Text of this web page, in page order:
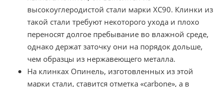
высокоуглеродистой стали марки XC90. Клинки из
такой стали требуют некоторого ухода и плохо
переносят долгое пребывание во влажной среде,
однако держат заточку они на порядок дольше,
чем образцы из нержавеющего металла.
На клинках Опинель, изготовленных из этой
марки стали, ставится отметка «carbone», а в